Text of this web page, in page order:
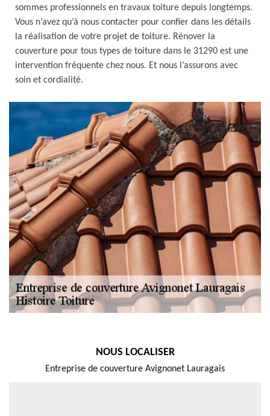
sommes professionnels en travaux toiture depuis longtemps.
Vous n’avez qu’à nous contacter pour confier dans les détails
la réalisation de votre projet de toiture. Rénover la
couverture pour tous types de toiture dans le 31290 est une
intervention fréquente chez nous. Et nous l’assurons avec
soin et cordialité.
NOUS LOCALISER
Entreprise de couverture Avignonet Lauragais